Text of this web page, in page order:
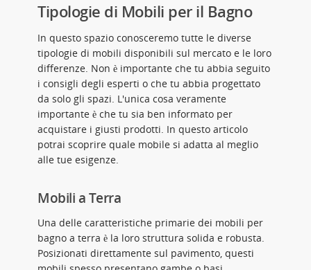
Tipologie di Mobili per il Bagno
In questo spazio conosceremo tutte le diverse
tipologie di mobili disponibili sul mercato e le loro
differenze. Non è importante che tu abbia seguito
i consigli degli esperti o che tu abbia progettato
da solo gli spazi. L'unica cosa veramente
importante è che tu sia ben informato per
acquistare i giusti prodotti. In questo articolo
potrai scoprire quale mobile si adatta al meglio
alle tue esigenze.
Mobili a Terra
Una delle caratteristiche primarie dei mobili per
bagno a terra è la loro struttura solida e robusta.
Posizionati direttamente sul pavimento, questi